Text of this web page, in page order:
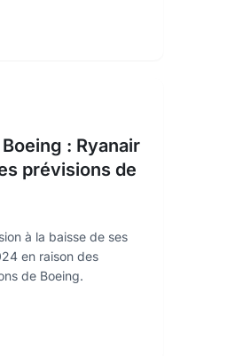
: Ryanair
prévisions de
à la baisse de ses
en raison des
de Boeing.